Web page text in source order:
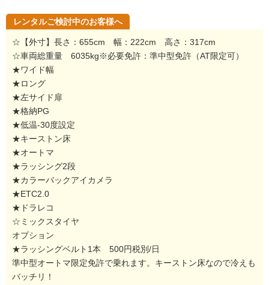
レンタルご検討中のお客様へ
☆【外寸】長さ：655cm 幅：222cm 高さ：317cm
☆車両総重量 6035kg※必要免許：準中型免許（AT限定可）
★ワイド幅
★ロング
★左サイド扉
★格納PG
★低温-30度設定
★キーストン床
★オートマ
★ラッシング2段
★カラーバックアイカメラ
★ETC2.0
★ドラレコ
☆ミックスタイヤ
オプション
★ラッシングベルト1本 500円税別/日
準中型オートマ限定免許で乗れます。キーストン床なので冷えも
バッチリ！